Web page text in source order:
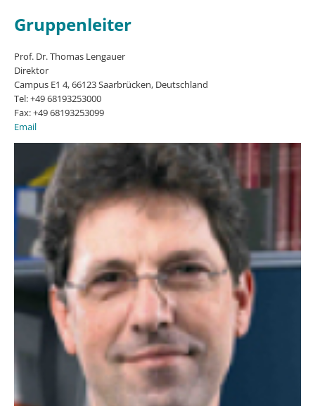
Gruppenleiter
Prof. Dr. Thomas Lengauer
Direktor
Campus E1 4, 66123 Saarbrücken, Deutschland
Tel: +49 68193253000
Fax: +49 68193253099
Email